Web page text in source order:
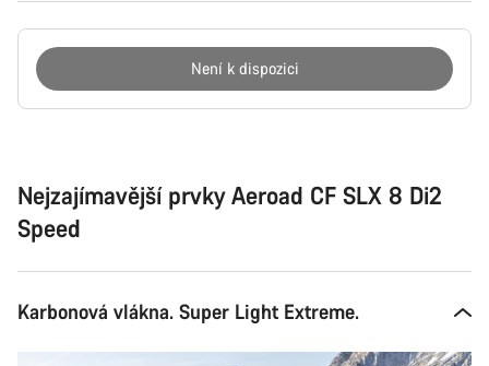
Není k dispozici
Nejzajímavější prvky Aeroad CF SLX 8 Di2
Speed
Karbonová vlákna. Super Light Extreme.